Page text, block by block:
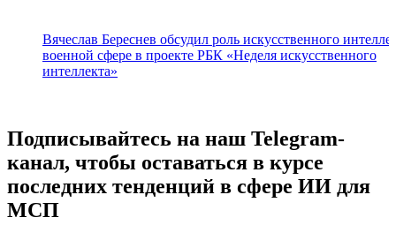
Вячеслав Береснев обсудил роль искусственного
военной сфере в проекте РБК «Неделя искусственного
интеллекта»
Подписывайтесь на наш Telegram-
канал, чтобы оставаться в курсе
последних тенденций в сфере ИИ для
МСП